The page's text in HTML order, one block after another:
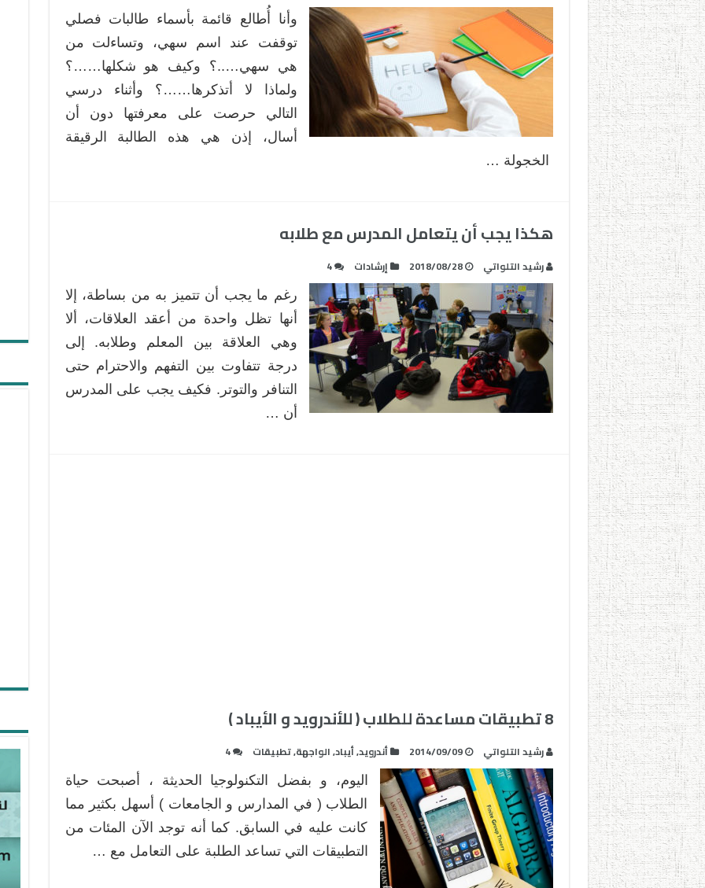
أريد
من
طالبتي
أن
تعرف
مغلقة
وأنا أُطالع قائمة بأسماء طالبات فصلي
توقفت عند اسم سهي، وتساءلت من
هي سهي…..؟ وكيف هو شكلها……؟
ولماذا لا أتذكرها……؟ وأثناء درسي
التالي حرصت على معرفتها دون أن
أسال، إذن هي هذه الطالبة الرقيقة
الخجولة …
هكذا يجب أن يتعامل المدرس مع طلابه
رشيد التلواتي 2018/08/28 إرشادات 4
رغم ما يجب أن تتميز به من بساطة، إلا
أنها تظل واحدة من أعقد العلاقات، ألا
وهي العلاقة بين المعلم وطلابه. إلى
درجة تتفاوت بين التفهم والاحترام حتى
التنافر والتوتر. فكيف يجب على المدرس
أن …
8 تطبيقات مساعدة للطلاب ( للأندرويد و الأيباد )
رشيد التلواتي 2014/09/09 أندرويد,أيباد,الواجهة,تطبيقات 4
اليوم، و بفضل التكنولوجيا الحديثة ، أصبحت حياة
الطلاب ( في المدارس و الجامعات ) أسهل بكثير مما
كانت عليه في السابق. كما أنه توجد الآن المئات من
التطبيقات التي تساعد الطلبة على التعامل مع …